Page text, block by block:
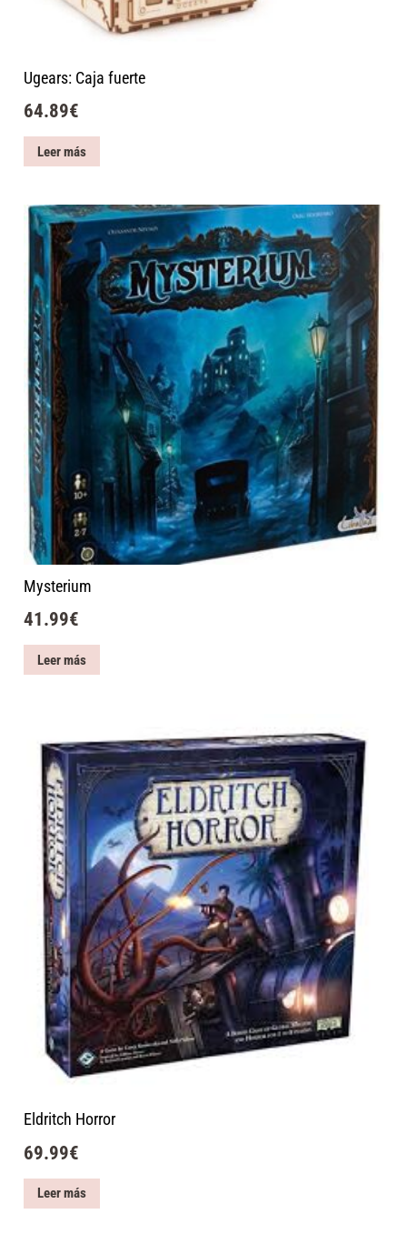
Ugears: Caja fuerte
64.89€
Leer más
Mysterium
41.99€
Leer más
Eldritch Horror
69.99€
Leer más